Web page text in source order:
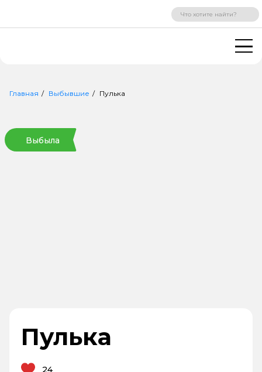
ВХОД РЕГИСТРАЦИЯ
Главная Выбывшие Пулька
Выбыла
Пулька
24